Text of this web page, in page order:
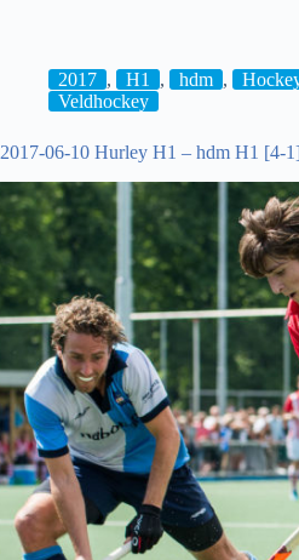
Pinoké
[1-
3]
2017 , H1 , hdm ,
Veldhockey
2017-06-10 Hurley H1 – hdm H1 [4-